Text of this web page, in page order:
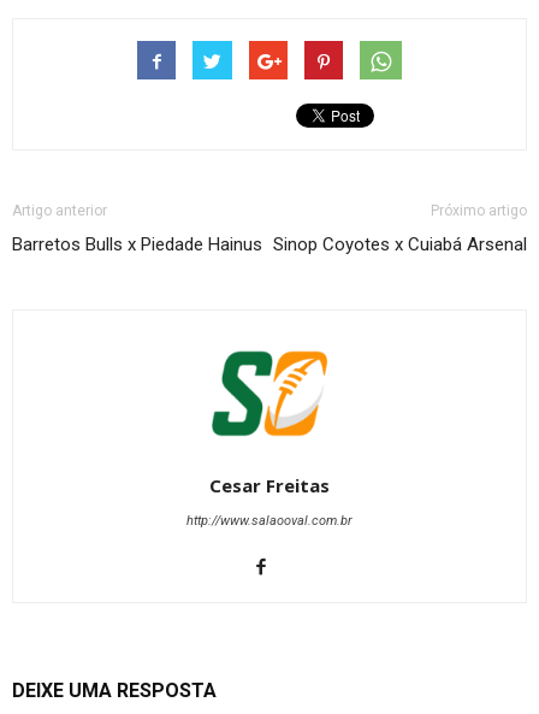
Artigo anterior
Barretos Bulls x Piedade Hainus
Próximo artigo
Sinop Coyotes x Cuiabá Arsenal
Cesar Freitas
http://www.salaooval.com.br
DEIXE UMA RESPOSTA